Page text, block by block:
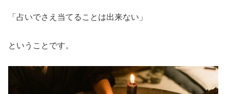
「占いでさえ当てることは出来ない」
ということです。